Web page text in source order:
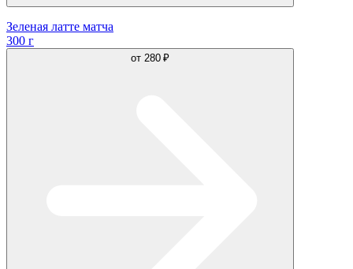
Зеленая латте матча
300 г
от 280 ₽